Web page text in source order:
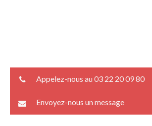
Appelez-nous au 03 22 20 09 80
Envoyez-nous un message